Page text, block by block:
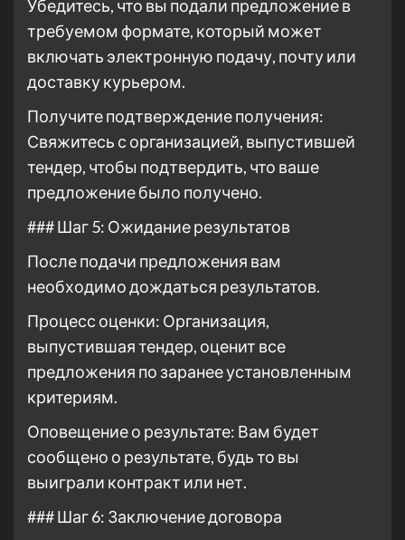
Убедитесь, что вы подали предложение в
требуемом формате, который может
включать электронную подачу, почту или
доставку курьером.
Получите подтверждение получения:
Свяжитесь с организацией, выпустившей
тендер, чтобы подтвердить, что ваше
предложение было получено.
### Шаг 5: Ожидание результатов
После подачи предложения вам
необходимо дождаться результатов.
Процесс оценки: Организация,
выпустившая тендер, оценит все
предложения по заранее установленным
критериям.
Оповещение о результате: Вам будет
сообщено о результате, будь то вы
выиграли контракт или нет.
### Шаг 6: Заключение договора